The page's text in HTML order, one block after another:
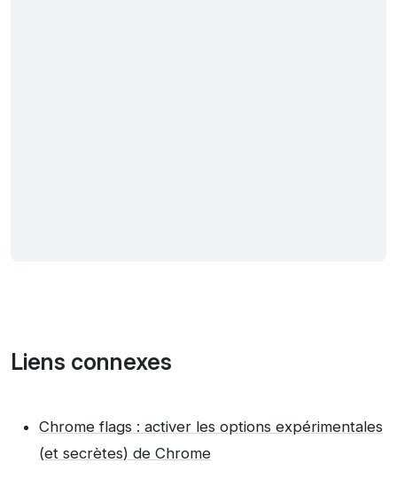
Liens connexes
Chrome flags : activer les options expérimentales
(et secrètes) de Chrome